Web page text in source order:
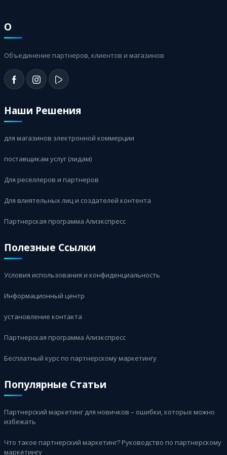
О
Объединение партнеров, клиентов и магазинов
Наши Решения
для магазинов электронной коммерции
поставщикам услуг (лидам)
Для реселлеров и партнеров
Для влиятельных лиц и создателей контента
Партнерская программа Алиэкспресс
Полезные Ссылки
Условия использования и конфиденциальность
Информационный центр
установление контакта
Партнерская программа Алиэкспресс
Бесплатный курс по партнерскому маркетингу
Популярные Статьи
Партнерский маркетинг для новичков – ошибки, которых можно
избежать
Что такое партнерский маркетинг? Руководство по партнерскому
маркетингу